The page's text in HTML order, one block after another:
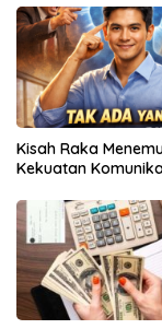
Kisah Raka
Kekuatan